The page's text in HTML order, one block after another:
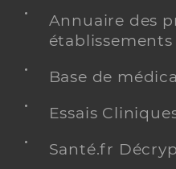
Annuaire des
Base de
Essais
Santé.fr